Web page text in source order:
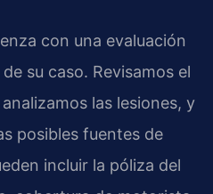
con una evaluación
su caso. Revisamos el
las lesiones, y
posibles fuentes de
incluir la póliza del